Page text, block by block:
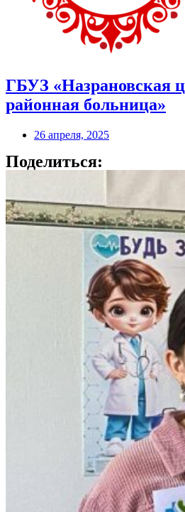
ГБУЗ «Назрановская
районная больница»
26 апреля, 2025
Поделиться: